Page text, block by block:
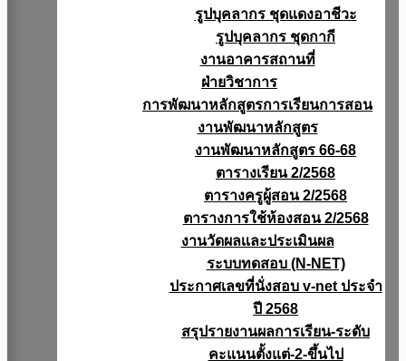
รูปบุคลากร ชุดแดงอาชีวะ
รูปบุคลากร ชุดกากี
งานอาคารสถานที่
ฝ่ายวิชาการ
การพัฒนาหลักสูตรการเรียนการสอน
งานพัฒนาหลักสูตร
งานพัฒนาหลักสูตร 66-68
ตารางเรียน 2/2568
ตารางครูผู้สอน 2/2568
ตารางการใช้ห้องสอน 2/2568
งานวัดผลเเละประเมินผล
ระบบทดสอบ (N-NET)
ประกาศเลขที่นั่งสอบ v-net ประจำ
ปี 2568
สรุปรายงานผลการเรียน-ระดับ
คะแนนตั้งแต่-2-ขึ้นไป